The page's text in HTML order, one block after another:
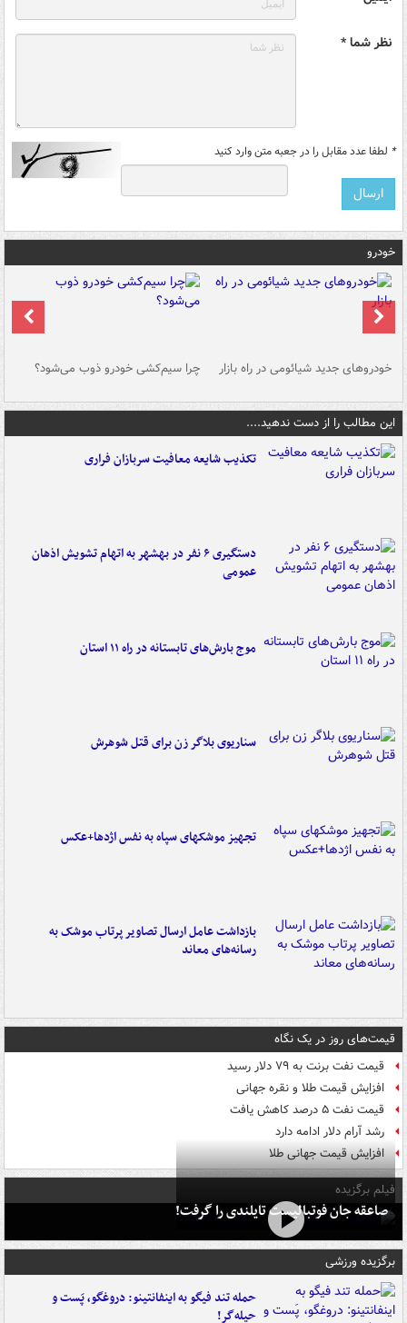
نظر شما *
* لطفا عدد مقابل را در جعبه متن وارد کنید
خودرو
خودروهای جدید شیائومی در راه بازار چرا سیم‌کشی خودرو ذوب می‌شود؟
این مطالب را از دست ندهید....
تکذیب شایعه معافیت سربازان فراری
دستگیری ۶ نفر در بهشهر به اتهام تشویش اذهان
عمومی
موج بارش‌های تابستانه در راه ۱۱ استان
سناریوی بلاگر زن برای قتل شوهرش
تجهیز موشکهای سپاه به نفس اژدها+عکس
بازداشت عامل ارسال تصاویر پرتاب موشک به
رسانه‌های معاند
قیمت‌های روز در یک نگاه
قیمت نفت برنت به ۷۹ دلار رسید
افزایش قیمت طلا و نقره جهانی
قیمت نفت ۵ درصد کاهش یافت
رشد آرام دلار ادامه دارد
افزایش قیمت جهانی طلا
فیلم برگزیده
صاعقه جان فوتبالیست تایلندی را گرفت!
برگزیده ورزشی
حمله تند فیگو به اینفانتینو: دروغگو، پَست‌ و
حیله‌گر!